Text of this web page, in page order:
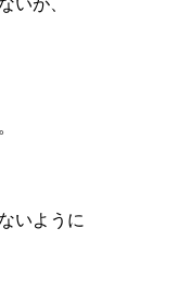
いが、
いように